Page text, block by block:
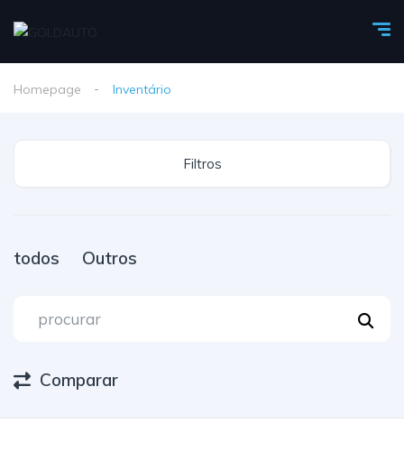
Homepage Inventário
Filtros
todos Outros
Comparar